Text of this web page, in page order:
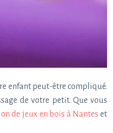
enfant peut-être compliqué.
de votre petit. Que vous
de jeux en bois à Nanteset